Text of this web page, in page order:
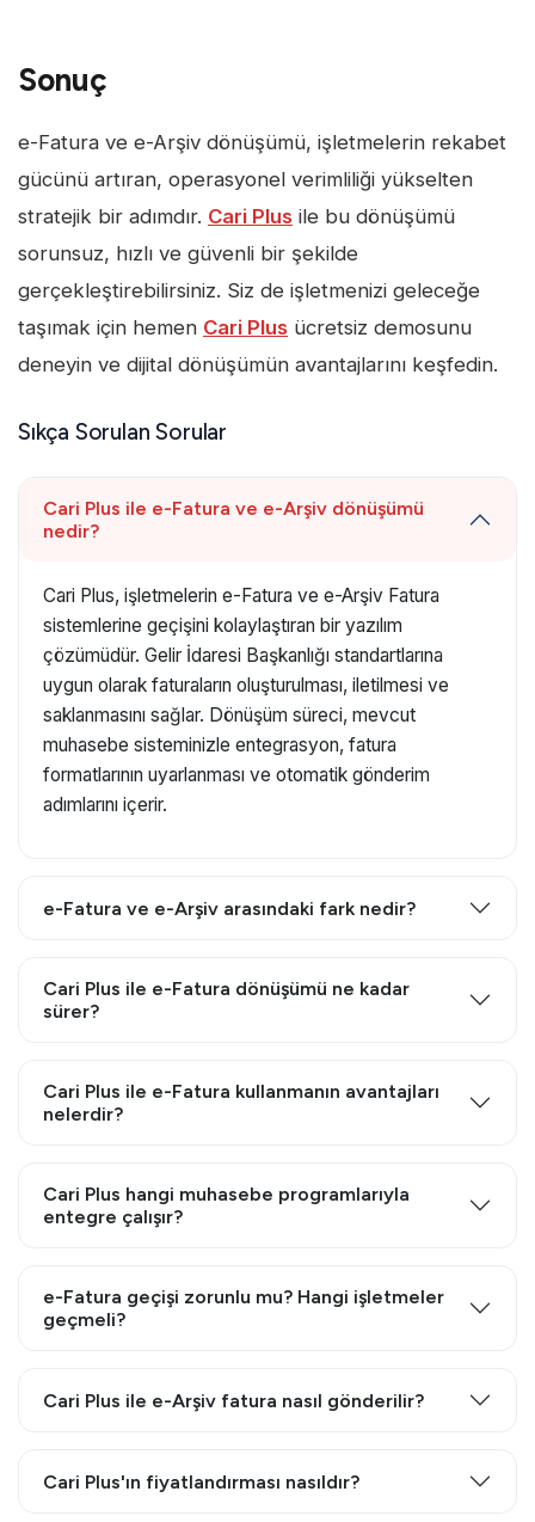
Sonuç
e-Fatura ve e-Arşiv dönüşümü, işletmelerin rekabet
gücünü artıran, operasyonel verimliliği yükselten
stratejik bir adımdır. Cari Plus ile bu dönüşümü
sorunsuz, hızlı ve güvenli bir şekilde
gerçekleştirebilirsiniz. Siz de işletmenizi geleceğe
taşımak için hemen Cari Plus ücretsiz demosunu
deneyin ve dijital dönüşümün avantajlarını keşfedin.
Sıkça Sorulan Sorular
Cari Plus ile e-Fatura ve e-Arşiv dönüşümü
nedir?
Cari Plus, işletmelerin e-Fatura ve e-Arşiv Fatura
sistemlerine geçişini kolaylaştıran bir yazılım
çözümüdür. Gelir İdaresi Başkanlığı standartlarına
uygun olarak faturaların oluşturulması, iletilmesi ve
saklanmasını sağlar. Dönüşüm süreci, mevcut
muhasebe sisteminizle entegrasyon, fatura
formatlarının uyarlanması ve otomatik gönderim
adımlarını içerir.
e-Fatura ve e-Arşiv arasındaki fark nedir?
Cari Plus ile e-Fatura dönüşümü ne kadar
sürer?
Cari Plus ile e-Fatura kullanmanın avantajları
nelerdir?
Cari Plus hangi muhasebe programlarıyla
entegre çalışır?
e-Fatura geçişi zorunlu mu? Hangi işletmeler
geçmeli?
Cari Plus ile e-Arşiv fatura nasıl gönderilir?
Cari Plus'ın fiyatlandırması nasıldır?